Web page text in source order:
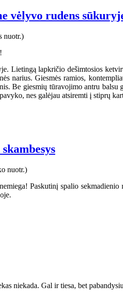
vėlyvo rudens
Lietingą lapkričio dešimtosios
narius. Giesmės ramios,
Be giesmių tūravojimo antru
nes galėjau atsiremti į stiprų
Paskutinį spalio
niekada. Gal ir tiesa, bet